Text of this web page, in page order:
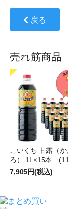
戻る
売れ筋商品
こいくち 甘露（か
ろ） 1L×15本
7,905円(税込)